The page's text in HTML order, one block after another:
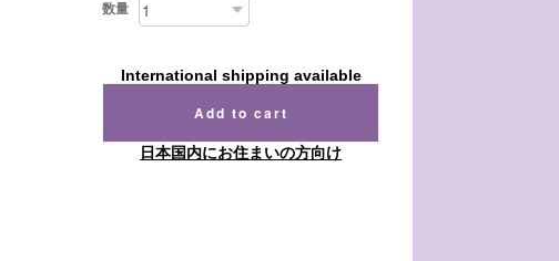
数量
International shipping available
Add to cart
日本国内にお住まいの方向け